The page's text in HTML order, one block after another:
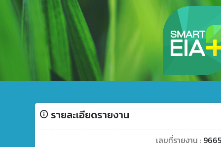
รายละเอียดรายงาน
เลขที่รายงาน : 9665